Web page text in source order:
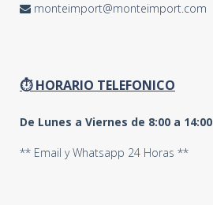
monteimport@monteimport.com
⏱ HORARIO TELEFONICO
De Lunes a Viernes de 8:00 a 14:00
** Email y Whatsapp 24 Horas **